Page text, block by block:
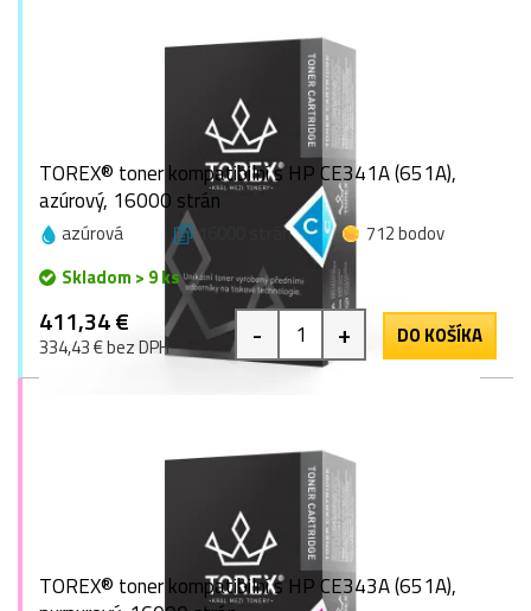
TOREX® toner kompatibilní s HP CE341A (651A),
azúrový, 16000 strán
azúrová 16000 strán
712 bodov
Skladom > 9 ks
411,34 €
334,43 € bez DPH - + DO KOŠÍKA
TOREX® toner kompatibilní s HP CE343A (651A),